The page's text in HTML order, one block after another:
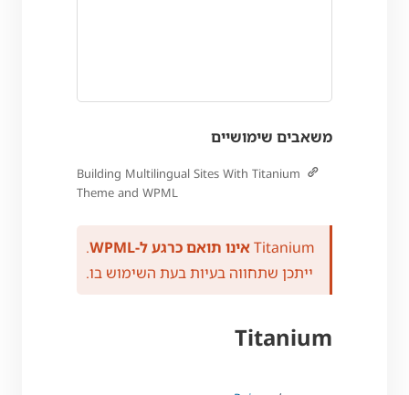
משאבים שימושיים
Building Multilingual Sites With Titanium
Theme and WPML
Titaniumאינו תואם כרגע ל-WPML
.
ייתכן שתחווה בעיות בעת השימוש בו.
Titanium